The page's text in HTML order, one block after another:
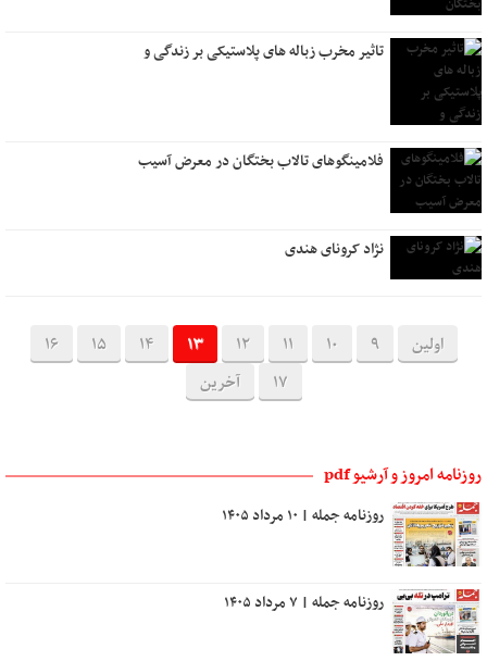
تاثیر مخرب زباله های پلاستیکی بر زندگی و
فلامینگوهای تالاب بختگان در معرض آسیب
نژاد کرونای هندی
اولین 9
10
11
12
13
14
15
16
17
آخرین
روزنامه امروز و آرشیو pdf
روزنامه جمله | ۱۰ مرداد ۱۴۰۵
روزنامه جمله | ۷ مرداد ۱۴۰۵